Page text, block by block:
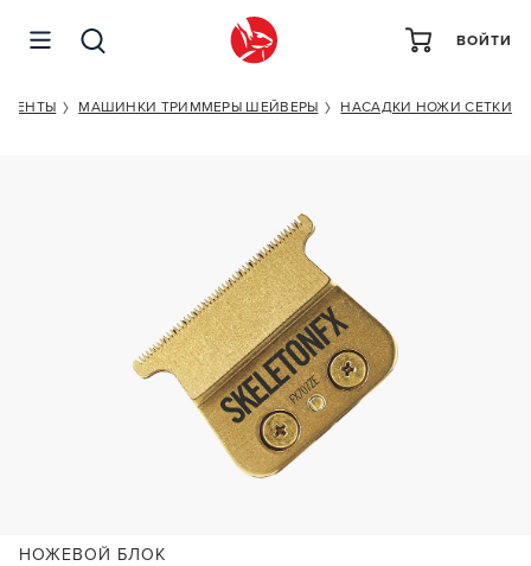
ВОЙТИ
МАШИНКИ ТРИММЕРЫ ШЕЙВЕРЫ НАСАДКИ НОЖИ СЕТКИ
НОЖЕВОЙ БЛОК
BABYLISS PRO CLIPPER BLADE BABYLISS SKELETON